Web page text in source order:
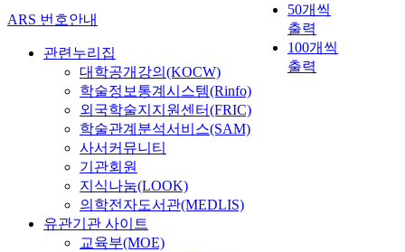
50개씩
출력
100개씩
출력
ARS 번호안내
관련누리집
대학공개강의(KOCW)
학술정보통계시스템(Rinfo)
외국학술지지원센터(FRIC)
학술관계분석서비스(SAM)
사서커뮤니티
기관회원
지식나눔(LOOK)
의학전자도서관(MEDLIS)
유관기관 사이트
교육부(MOE)